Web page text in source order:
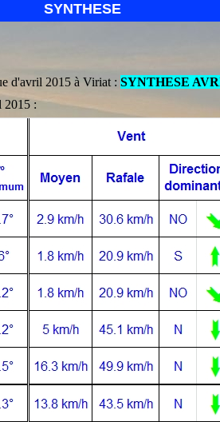
SYNTHESE
d'avril 2015 à Viriat : SYNTHESE
2015 :